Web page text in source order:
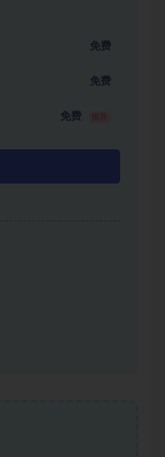
免费
免费
免费